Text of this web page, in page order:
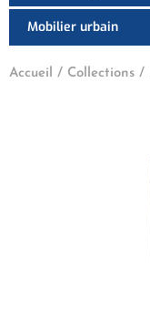
Mobilier urbain
Accueil / Collections /